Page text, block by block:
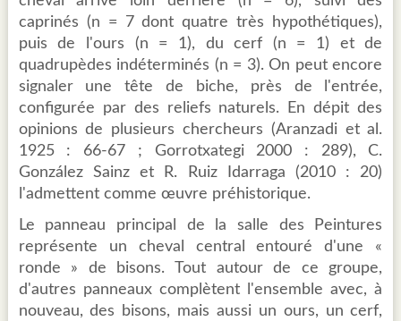
caprinés (n = 7 dont quatre très hypothétiques),
puis de l'ours (n = 1), du cerf (n = 1) et de
quadrupèdes indéterminés (n = 3). On peut encore
signaler une tête de biche, près de l'entrée,
configurée par des reliefs naturels. En dépit des
opinions de plusieurs chercheurs (Aranzadi et al.
1925 : 66-67 ; Gorrotxategi 2000 : 289), C.
González Sainz et R. Ruiz Idarraga (2010 : 20)
l'admettent comme œuvre préhistorique.
Le panneau principal de la salle des Peintures
représente un cheval central entouré d'une «
ronde » de bisons. Tout autour de ce groupe,
d'autres panneaux complètent l'ensemble avec, à
nouveau, des bisons, mais aussi un ours, un cerf,